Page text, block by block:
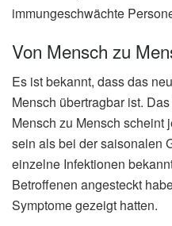
immungeschwächte
Von Mensch zu
Es ist bekannt, dass das
Mensch übertragbar ist.
Mensch zu Mensch scheint
sein als bei der saisonalen
einzelne Infektionen
Betroffenen angesteckt
Symptome gezeigt hatten.